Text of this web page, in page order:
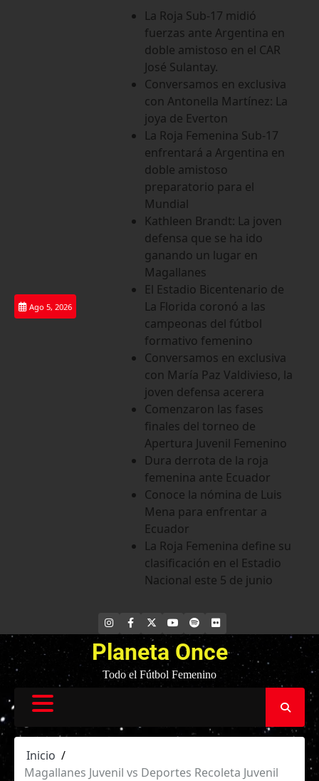
Ago 5, 2026
La Roja Sub-17 midió
fuerzas ante Argentina en
doble amistoso en el CAR
José Sulantay.
Conversamos en exclusiva
con Antonella Martínez: La
joya de Everton
La Roja Femenina Sub-17
enfrentará a Argentina en
doble amistoso
preparatorio para el
Mundial
Kathleen Brandt: La joven
defensa que se ha ido
ganando un lugar en
Magallanes
El Estadio Bicentenario de
La Florida coronó a las
campeonas del fútbol
formativo femenino
Conversamos en exclusiva
con María Paz Valdivieso, la
joven defensa acerera
Comenzaron las fases
finales del torneo de
Apertura Juvenil Femenino
Dura derrota de la roja
femenina ante Ecuador
Conoce la nómina de Luis
Mena para enfrentar a
Ecuador
La Roja Femenina define su
clasificación en el Estadio
Nacional este 5 de junio
INSTAGRAM
FACEBOOK YOUTUBE
SPOTIFYFLICKR
Planeta Once
Todo el Fútbol Femenino
Inicio
Magallanes Juvenil vs Deportes Recoleta Juvenil